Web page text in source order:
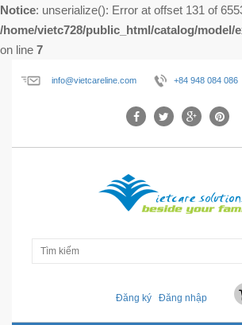
Notice: unserialize(): Error at offset 131 of
/home/vietc728/public_html/catalog/model/
on line 7
info@vietcareline.com +84 948 084 086
Đăng ký Đăng nhập